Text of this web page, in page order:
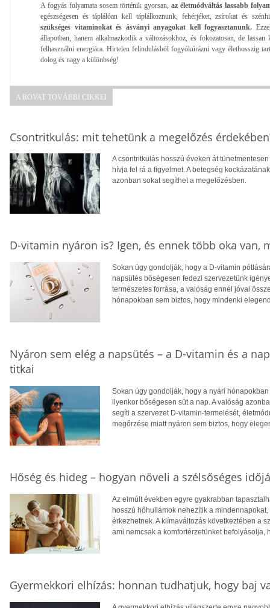
A fogyás folyamata sosem történik gyorsan, az életmódváltás lassabb
egészségesen és táplálóan kell táplálkoznunk, fehérjéket, zsírokat és
szükséges vitaminokat és ásványi anyagokat kell fogyasztanunk.
állapotban, hanem alkalmazkodik a változásokhoz, és fokozatosan, de
felhasználni energiára. Hirtelen felindulásból fogyókúrázni vagy élethosszig
dolog és nagy a különbség!
A ROVAT TOVÁBBI CIKKEI
Csontritkulás: mit tehetünk a megelőzés
A csontritkulás hosszú éveken át
hívja fel rá a figyelmet. A betegség
azonban sokat segíthet a megelőzésben.
D-vitamin nyáron is? Igen, és ennek több oka van,
Sokan úgy gondolják, hogy a D-vitamin
napsütés bőségesen fedezi szervezetünk
természetes forrása, a valóság ennél jóval
hónapokban sem biztos, hogy mindenki
Nyáron sem elég a napsütés – a D-vitamin és a
titkai
Sokan úgy gondolják, hogy a nyári
ilyenkor bőségesen süt a nap. A valóság
segíti a szervezet D-vitamin-termelését,
megőrzése miatt nyáron sem biztos, hogy
Hőség és hideg – hogyan növeli a szélsőséges
Az elmúlt években egyre gyakrabban
hosszú hőhullámok nehezítik a
érkezhetnek. A klímaváltozás következtében a
ami nemcsak a komfortérzetünket
Gyermekkori elhízás: honnan tudhatjuk, hogy baj